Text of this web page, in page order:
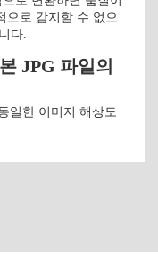
으로 감지할 수 없으
다.
JPG 파일의
일한 이미지 해상도